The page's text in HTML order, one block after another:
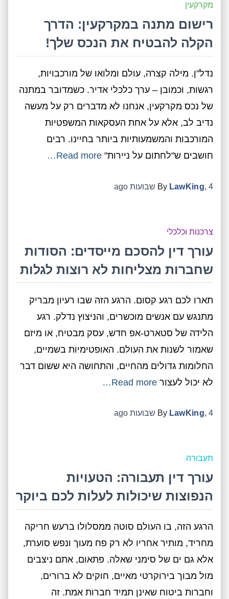
מקרקעין
רישום מתנה במקרקעין: הדרך
הקלה להבטיח את הנכס שלך!
נדל"ן. מילה קצרה, עולם ומלואו של מורכבויות,
רגשות, וכמובן – ערך כלכלי אדיר. כשמדובר במתנה
של נכס מקרקעין, אנחנו לא מדברים רק על מעשה
נדיב לב, אלא על אחת העסקאות המשפטיות
המורכבות והמשמעותיות ביותר בחיינו. רבים
חושבים ש"לחתום על ניירות" Read more…
By LawKing, 4 שבועות ago
צרכנות וכלכלי
עורך דין להסכם מייסדים: הסודות
שחברות מצליחות לא רוצות לגלות
תארו לכם רגע קסום. הרגע הזה שבו רעיון מבריק
מתנגש עם אנשים מוכשרים, והניצוץ נדלק. רגע
הלידה של סטארט-אפ חדש, עסק מבטיח, או מיזם
שאמור לשנות את העולם. האופטימיות בשמיים,
החלומות גדולים מהחיים, והתחושה היא ששום דבר
לא יכול לעצור Read more…
By LawKing, 4 שבועות ago
תעבורה
עורך דין תעבורה: הטעויות
הנפוצות שיכולות לעלות לכם ביוקר
הרגע הזה, בו העולם סוטה ממסלולו ברעש חריקה
מחריד, מותיר אחריו לא רק פח מעוך ונפש סוערת,
אלא גם ים של סימני שאלה. פתאום, אתם ניצבים
מול מבוך בירוקרטי מאיים, חוקים לא ברורים,
וחברות ביטוח שאינן תמיד חברות אמת. זה